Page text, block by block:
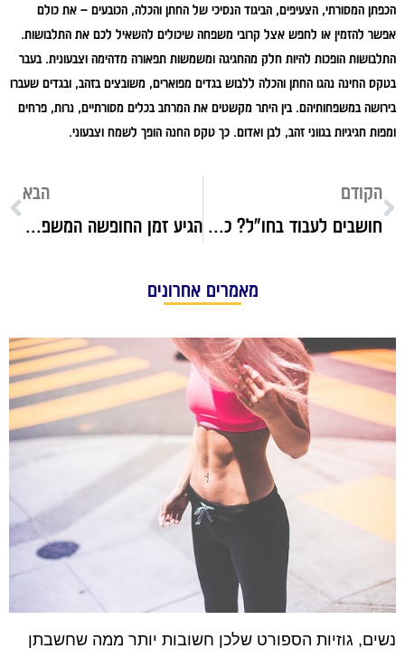
הכפתן המסורתי, הצעיפים, הביגוד הנסיכי של החתן והכלה, הכובעים – את כולם
אפשר להזמין או לחפש אצל קרובי משפחה שיכולים להשאיל לכם את התלבושות.
התלבושות הופכות להיות חלק מהחגיגה ומשמשות תפאורה מדהימה וצבעונית. בעבר
בטקס החינה נהגו החתן והכלה ללבוש בגדים מפוארים, משובצים בזהב, ובגדים שעברו
בירושה במשפחותיהם. בין היתר מקשטים את המרחב בכלים מסורתיים, נרות, פרחים
ומפות חגיגיות בגווני זהב, לבן ואדום. כך טקס החנה הופך לשמח וצבעוני.
הקודם
חושבים לעבוד בחו"ל? כל מה שרציתם לדעת
הבא
הגיע זמן החופשה המשפחתית באילת? כל האטרקציות השוות
מאמרים אחרונים
נשים, גוזיות הספורט שלכן חשובות יותר ממה שחשבתן